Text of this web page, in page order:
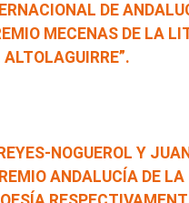
DE
MECENAS DE LA
NOGUEROL Y
ANDALUCÍA DE